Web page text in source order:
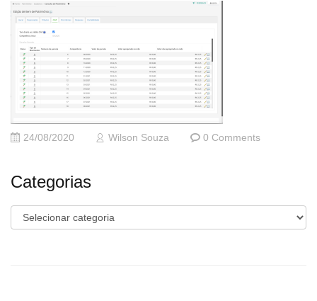
24/08/2020 Wilson Souza 0 Comments
Categorias
Categorias